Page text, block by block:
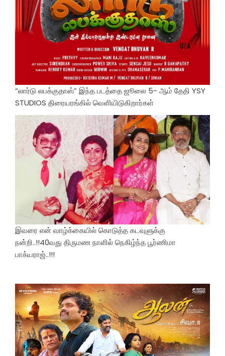
“லார்டு லபக்குதாஸ்” இந்த படத்தை ஜூலை 5- ஆம் தேதி YSY
STUDIOS திரையரங்கில் வெளியிடுகிறார்கள்
இவரை என் வாழ்க்கையில் கொடுத்த கடவுளுக்கு
நன்றி..!!40வது திருமண நாளில் நெகிழ்ந்த பூர்ணிமா
பாக்யராஜ்..!!!